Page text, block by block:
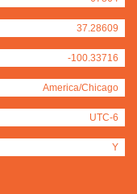
37.28609
-100.33716
America/Chicago
UTC-6
Y